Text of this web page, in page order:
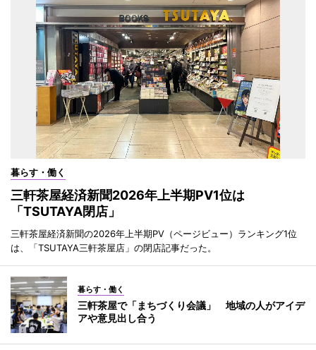
暮らす・働く
三軒茶屋経済新聞2026年上半期PV1位は
「TSUTAYA閉店」
三軒茶屋経済新聞の2026年上半期PV（ページビュー）ランキング1位
は、「TSUTAYA三軒茶屋店」の閉店記事だった。
暮らす・働く
三軒茶屋で「まちづくり会議」 地域の人がアイデ
アや意見出し合う